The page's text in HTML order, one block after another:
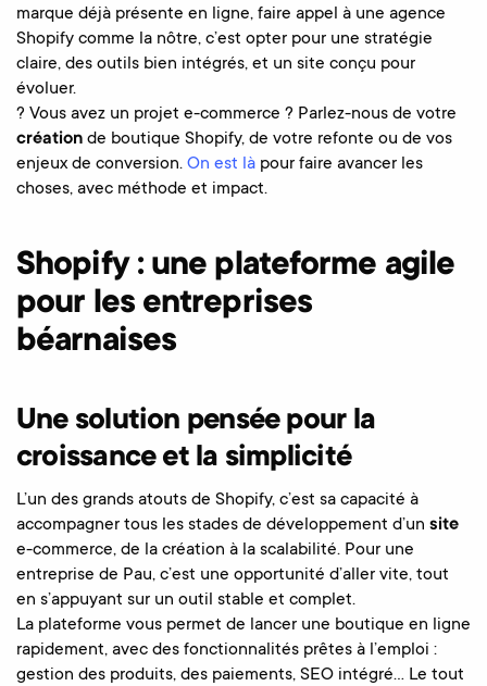
marque déjà présente en ligne, faire appel à une agence
Shopify comme la nôtre, c’est opter pour une stratégie
claire, des outils bien intégrés, et un site conçu pour
évoluer.
? Vous avez un projet e-commerce ? Parlez-nous de votre
création de boutique Shopify, de votre refonte ou de vos
enjeux de conversion. On est là pour faire avancer les
choses, avec méthode et impact.
Shopify : une plateforme agile
pour les entreprises
béarnaises
Une solution pensée pour la
croissance et la simplicité
L’un des grands atouts de Shopify, c’est sa capacité à
accompagner tous les stades de développement d’un site
e-commerce, de la création à la scalabilité. Pour une
entreprise de Pau, c’est une opportunité d’aller vite, tout
en s’appuyant sur un outil stable et complet.
La plateforme vous permet de lancer une boutique en ligne
rapidement, avec des fonctionnalités prêtes à l’emploi :
gestion des produits, des paiements, SEO intégré… Le tout